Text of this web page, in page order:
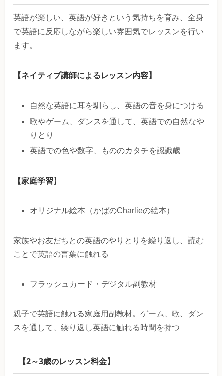
英語が楽しい、英語が好きという気持ちを育み、全身
で英語に反応しながら楽しい雰囲気でレッスンを行い
ます。
【ネイティブ講師によるレッスン内容】
自然な英語に耳を馴らし、英語の音を身につける
歌やゲーム、ダンスを通して、英語での自然なや
りとり
英語での色や数字、もののカタチを認識歳
【家庭学習】
オリジナル絵本（かばのCharlieの絵本）
家族やお友だちとの英語のやりとりを繰り返し、読む
ことで英語の言葉に触れる
フラッシュカード・デジタル副教材
親子で英語に触れる家庭用副教材。ゲーム、歌、ダン
スを通して、繰り返し英語に触れる時間を持つ
【2～3歳のレッスン料金】